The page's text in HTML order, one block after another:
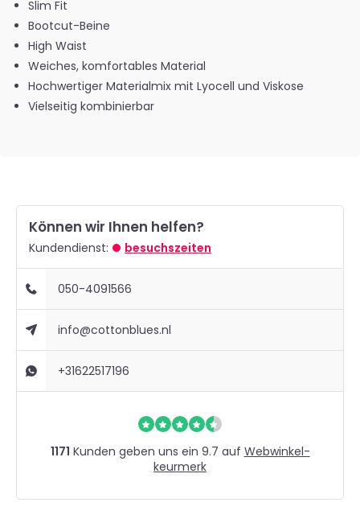
Slim Fit
Bootcut-Beine
High Waist
Weiches, komfortables Material
Hochwertiger Materialmix mit Lyocell und Viskose
Vielseitig kombinierbar
Können wir Ihnen helfen?
Kundendienst: besuchszeiten
050-4091566
info@cottonblues.nl
+31622517196
1171 Kunden geben uns ein 9.7 auf Webwinkel-
keurmerk